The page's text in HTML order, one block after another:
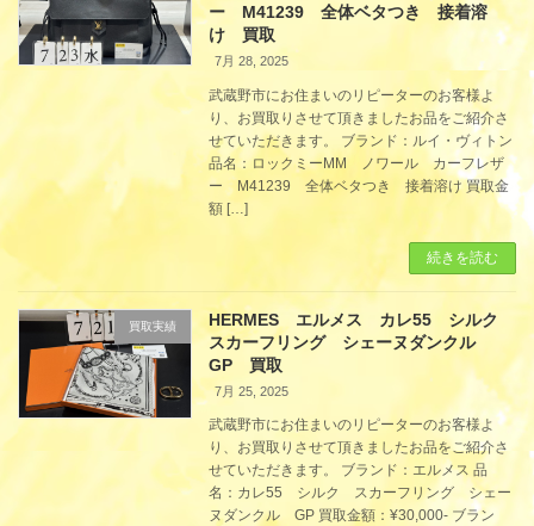
ー M41239 全体ベタつき 接着溶
け 買取
7月 28, 2025
武蔵野市にお住まいのリピーターのお客様よ
り、お買取りさせて頂きましたお品をご紹介さ
せていただきます。 ブランド：ルイ・ヴィトン
品名：ロックミーMM ノワール カーフレザ
ー M41239 全体ベタつき 接着溶け 買取金
額 […]
続きを読む
買取実績
HERMES エルメス カレ55 シルク
スカーフリング シェーヌダンクル
GP 買取
7月 25, 2025
武蔵野市にお住まいのリピーターのお客様よ
り、お買取りさせて頂きましたお品をご紹介さ
せていただきます。 ブランド：エルメス 品
名：カレ55 シルク スカーフリング シェー
ヌダンクル GP 買取金額：¥30,000- ブラン